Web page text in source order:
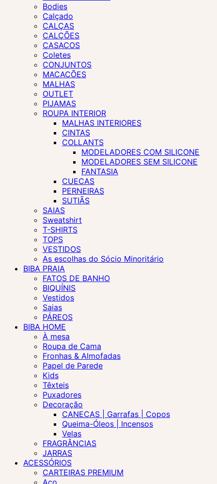
Bodies
Calçado
CALÇAS
CALÇÕES
CASACOS
Coletes
CONJUNTOS
MACACÕES
MALHAS
OUTLET
PIJAMAS
ROUPA INTERIOR
MALHAS INTERIORES
CINTAS
COLLANTS
MODELADORES COM SILICONE
MODELADORES SEM SILICONE
FANTASIA
CUECAS
PERNEIRAS
SUTIÃS
SAIAS
Sweatshirt
T-SHIRTS
TOPS
VESTIDOS
As escolhas do Sócio Minoritário
BIBA PRAIA
FATOS DE BANHO
BIQUÍNIS
Vestidos
Saias
PÁREOS
BIBA HOME
À mesa
Roupa de Cama
Fronhas & Almofadas
Papel de Parede
Kids
Têxteis
Puxadores
Decoração
CANECAS | Garrafas | Copos
Queima-Óleos | Incensos
Velas
FRAGRÂNCIAS
JARRAS
ACESSÓRIOS
CARTEIRAS PREMIUM
Aço